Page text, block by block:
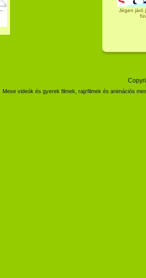
Jégen járó
Mese videók és gyerek filmek, rajzfilmek és animációs